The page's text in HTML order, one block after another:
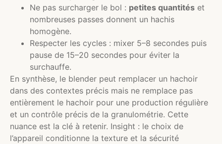
Ne pas surcharger le bol : petites quantités et
nombreuses passes donnent un hachis
homogène.
Respecter les cycles : mixer 5–8 secondes puis
pause de 15–20 secondes pour éviter la
surchauffe.
En synthèse, le blender peut remplacer un hachoir
dans des contextes précis mais ne remplace pas
entièrement le hachoir pour une production régulière
et un contrôle précis de la granulométrie. Cette
nuance est la clé à retenir. Insight : le choix de
l’appareil conditionne la texture et la sécurité